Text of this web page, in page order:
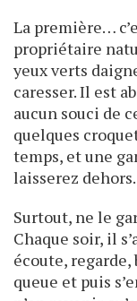
La première…
propriétaire
yeux verts
caresser. Il est
aucun souci de
quelques
temps, et une
laisserez dehors.
Surtout, ne le
Chaque soir, il
écoute,
queue et puis